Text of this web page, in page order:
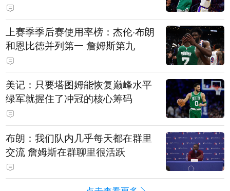
上赛季季后赛使用率榜：杰伦·布朗
和恩比德并列第一 詹姆斯第九
美记：只要塔图姆能恢复巅峰水平
绿军就握住了冲冠的核心筹码
布朗：我们队内几乎每天都在群里
交流 詹姆斯在群聊里很活跃